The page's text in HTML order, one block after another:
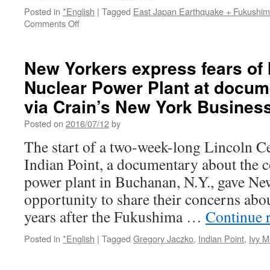
Posted in *English | Tagged East Japan Earthquake +
Comments Offon
pictured
five
years
after
nuclear
disaster
via
Metro
New Yorkers express fears
Nuclear Power Plant at
via Crain’s New York
Posted on 2016/07/12by
The start of a two-week-long Lincoln
Indian Point, a documentary about the
power plant in Buchanan, N.Y., gave
opportunity to share their concerns
years after the Fukushima … Continue
Posted in *English | Tagged Gregory Jaczko, Indian Point, Ivy